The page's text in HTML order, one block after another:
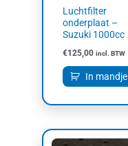
Luchtfilter
onderplaat –
Suzuki 1000cc
€125,00 incl. BTW
In mandje